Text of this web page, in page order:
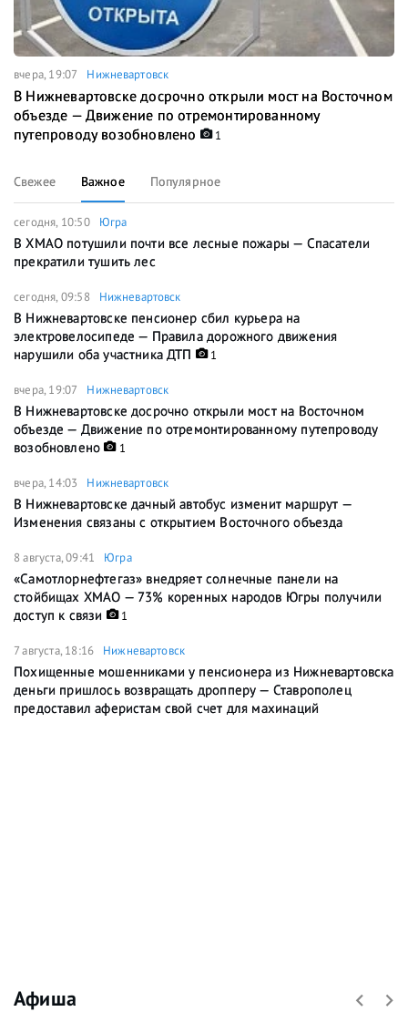
вчера, 19:07 Нижневартовск
В Нижневартовске досрочно открыли мост на Восточном
объезде — Движение по отремонтированному
путепроводу возобновлено
1
Свежее Важное Популярное
сегодня, 10:50 Югра
В ХМАО потушили почти все лесные пожары — Спасатели
прекратили тушить лес
сегодня, 09:58 Нижневартовск
В Нижневартовске пенсионер сбил курьера на
электровелосипеде — Правила дорожного движения
нарушили оба участника ДТП
1
вчера, 19:07 Нижневартовск
В Нижневартовске досрочно открыли мост на Восточном
объезде — Движение по отремонтированному путепроводу
возобновлено
1
вчера, 14:03 Нижневартовск
В Нижневартовске дачный автобус изменит маршрут —
Изменения связаны с открытием Восточного объезда
8 августа, 09:41 Югра
«Самотлорнефтегаз» внедряет солнечные панели на
стойбищах ХМАО — 73% коренных народов Югры получили
доступ к связи
1
7 августа, 18:16 Нижневартовск
Похищенные мошенниками у пенсионера из Нижневартовска
деньги пришлось возвращать дропперу — Ставрополец
предоставил аферистам свой счет для махинаций
Афиша